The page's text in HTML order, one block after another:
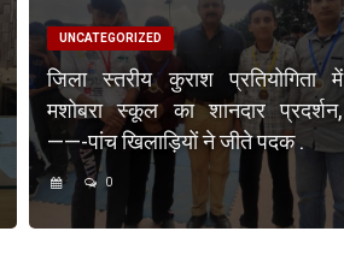
UNCATEGORIZED
जिला स्तरीय कुराश प्रतियोगिता में
मशोबरा स्कूल का शानदार प्रदर्शन,
——-पांच खिलाड़ियों ने जीते पदक .
0